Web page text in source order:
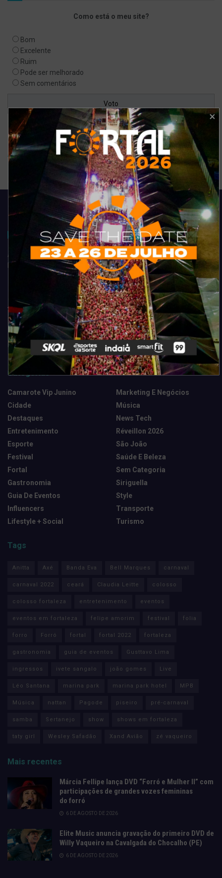
Como está o meu site?
Bom
Excelente
Ruim
Pode ser melhorado
Sem comentários
Ver resultados
Arquivo de enquete
Acompanhe todas as novidades do entretenimento na região de
Fortaleza. Dicas, promoções, coberturas exclusivas e muito mais.
Categorias
Camarote Vip Junino
Cidade
Destaques
Entretenimento
Esporte
Festival
Fortal
Gastronomia
Guia De Eventos
Influencers
Lifestyle + Social
Marketing E Negócios
Música
News Tech
Réveillon 2026
São João
Saúde E Beleza
Sem Categoria
Siriguella
Style
Transporte
Turismo
Tags
Anitta Axé Banda Eva Bell Marques carnaval
carnaval 2022 ceará Claudia Leitte colosso
colosso fortaleza entretenimento eventos
eventos em fortaleza felipe amorim festival folia
forro Forró fortal fortal 2022 fortaleza
gastronomia guia de eventos Gusttavo Lima
ingressos ivete sangalo joão gomes Live
Léo Santana marina park marina park hotel MPB
Música nattan Pagode piseiro pré-carnaval
samba Sertanejo show shows em fortaleza
taty girl Wesley Safadão Xand Avião zé vaqueiro
Mais recentes
Márcia Fellipe lança DVD “Forró e Mulher II” com
participações de grandes vozes femininas
do forró
6 DE AGOSTO DE 2026
Elite Music anuncia gravação do primeiro DVD de
Willy Vaqueiro na Cavalgada do Chocalho (PE)
6 DE AGOSTO DE 2026